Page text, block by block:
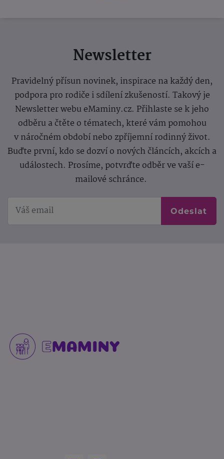
Newsletter
Pravidelný přísun novinek, inspirace na každý den,
podpora pro rodiče i sdílení zkušeností. Takový je
Newsletter webu eMaminy.cz. Přihlaste se k jeho
odběru a čtěte o tématech, které vám pomohou
v náročném období nebo zpříjemní rodinný život.
Buďte první, kdo se dozví o nových článcích, akcích a
událostech. Prosíme, potvrďte odběr ve vaší e-
mailové schránce.
Odeslat